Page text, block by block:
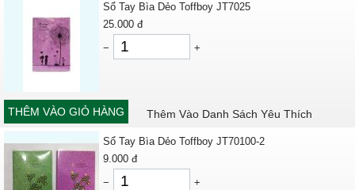
Sổ Tay Bìa Dẻo Toffboy JT7025
25.000 đ
−
+
THÊM VÀO GIỎ HÀNG Thêm Vào Danh Sách Yêu Thích
Sổ Tay Bìa Dẻo Toffboy JT70100-2
9.000 đ
−
+